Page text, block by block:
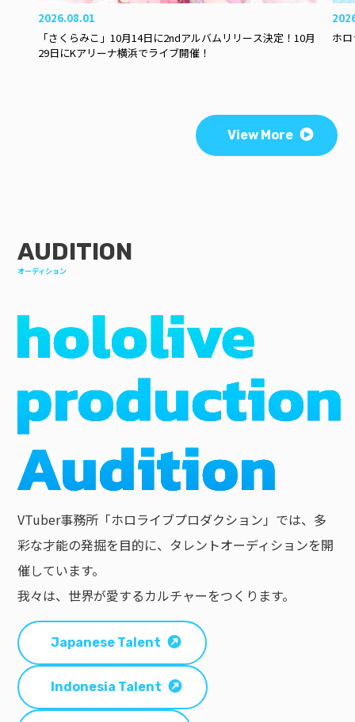
2026.08.01
「さくらみこ」10月14日に2ndアルバムリリース決定！10月
29日にKアリーナ横浜でライブ開催！
ホ
View More
AUDITION
オーディション
VTuber事務所「ホロライブプロダクション」では、多
彩な才能の発掘を目的に、タレントオーディションを開
催しています。
我々は、世界が愛するカルチャーをつくります。
Japanese Talent
Indonesia Talent